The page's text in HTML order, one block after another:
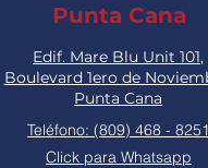
Punta Cana
Edif. Mare Blu Unit 101,
Boulevard 1ero de
Punta Cana
Teléfono: (809) 468 -
Click para Whatsapp